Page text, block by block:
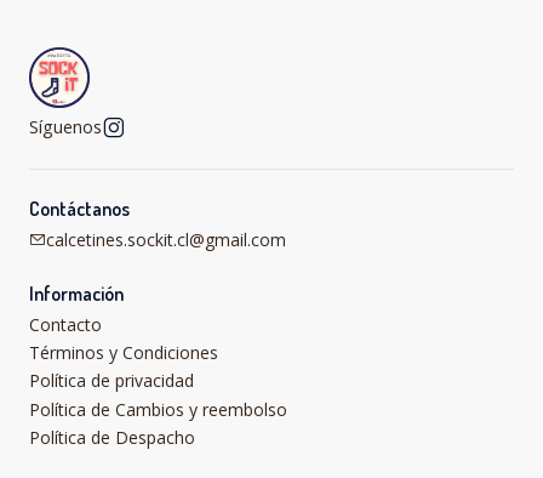
Síguenos
Contáctanos
calcetines.sockit.cl@gmail.com
Información
Contacto
Términos y Condiciones
Política de privacidad
Política de Cambios y reembolso
Política de Despacho